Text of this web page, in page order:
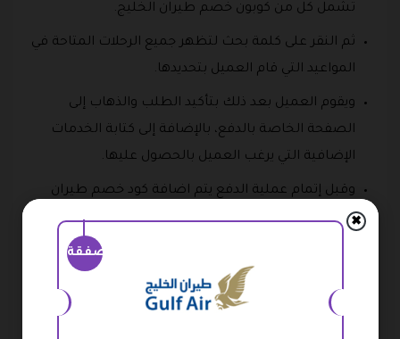
تشمل كل من كوبون خصم طيران الخليج.
ثم النقر على كلمة بحث لتظهر جميع الرحلات المتاحة في
المواعيد التي قام العميل بتحديدها.
ويقوم العميل بعد ذلك بتأكيد الطلب والذهاب إلى
الصفحة الخاصة بالدفع، بالإضافة إلى كتابة الخدمات
الإضافية التي يرغب العميل بالحصول عليها.
وقبل إتمام عملية الدفع يتم اضافة كود خصم طيران
الخليج في المكان المحدد له والضغط على كلمة تطبيق
وبعد التأكد من صحة جميع البيانات السابقة يتم تأكيد
عملية الحجز التي تشمل كود الخصم .
صفقة
✖